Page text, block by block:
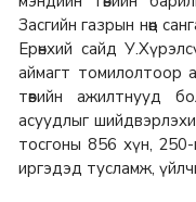
Засгийн газрын нөөц
Ерөнхий сайд
аймагт томилолтоор
төвийн ажилтнууд
асуудлыг
тосгоны 856 хүн,
иргэдэд тусламж,